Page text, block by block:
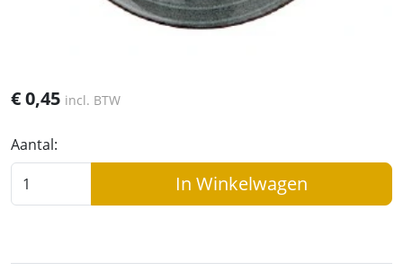
€0,45 incl. BTW
Aantal:
In Winkelwagen